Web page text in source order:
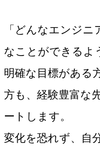
「どんなエンジ
なことができるよ
明確な目標がある
方も、経験豊富な
ートします。
変化を恐れず、自